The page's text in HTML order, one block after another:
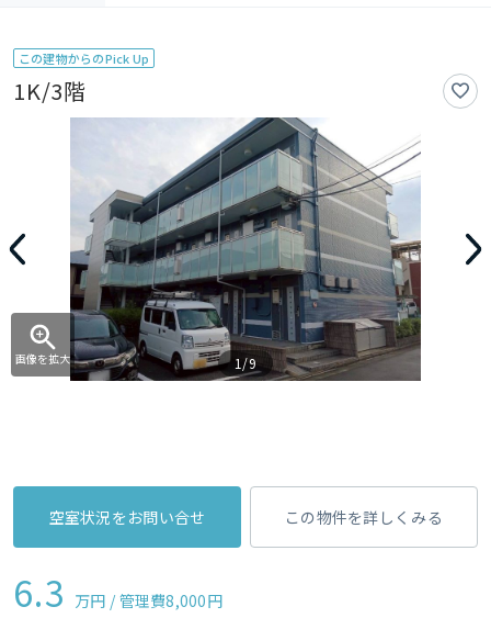
この建物からのPick Up
1K/3階
画像を拡大 1/9
空室状況をお問い合せ この物件を詳しくみる
6.3 万円 / 管理費8,000円